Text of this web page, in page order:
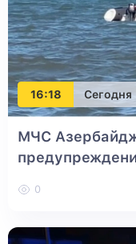
16:18 Сегодня
МЧС
0